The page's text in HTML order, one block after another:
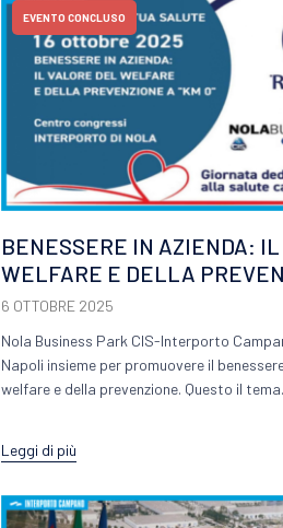
EVENTO CONCLUSO
BENESSERE IN AZIENDA: IL
WELFARE E DELLA
6 OTTOBRE 2025
Nola Business Park CIS-Interporto
Napoli insieme per promuovere il
welfare e della prevenzione. Questo il
Leggi di più